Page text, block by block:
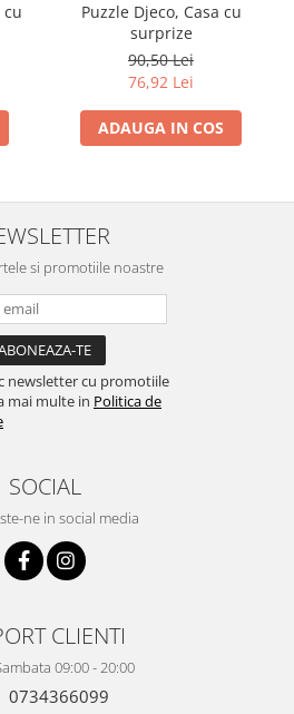
cu
Puzzle Djeco, Casa cu
surprize
90,50 Lei
76,92 Lei
ADAUGA IN COS
si promotiile noastre
newsletter cu promotiile
mai multe in Politica de
SOCIAL
ne in social media
CLIENTI
09:00 - 20:00
0734366099